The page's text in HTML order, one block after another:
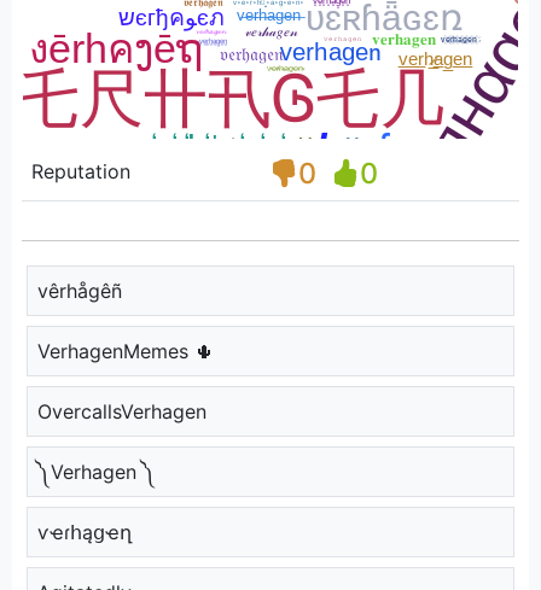
Reputation 0 0
vêrhågêñ
VerhagenMemes 🌵
OvercallsVerhagen
༽Verhagen ༽
ѵҽɾհąցҽղ